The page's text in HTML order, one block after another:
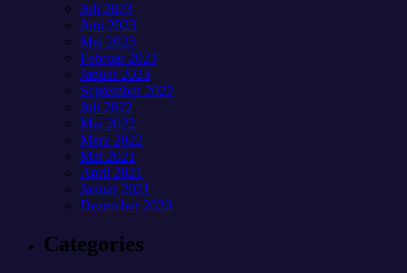
Juli 2023
Juni 2023
Mai 2023
Februar 2023
Januar 2023
September 2022
Juli 2022
Mai 2022
März 2022
Mai 2021
April 2021
Januar 2021
Dezember 2020
Categories